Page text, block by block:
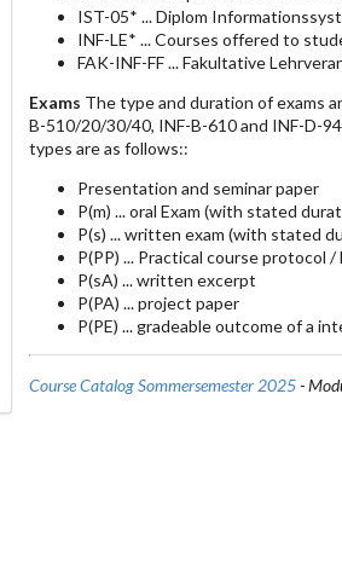
IST-05* ... Diplom
INF-LE* ... Courses offered to
FAK-INF-FF ... Fakultative
Exams The type and duration of exams
B-510/20/30/40, INF-B-610 and INF-D-
types are as follows::
Presentation and seminar paper
P(m) ... oral Exam (with stated
P(s) ... written exam (with stated
P(PP) ... Practical course protocol
P(sA) ... written excerpt
P(PA) ... project paper
P(PE) ... gradeable outcome of a
Course Catalog Sommersemester 2025-